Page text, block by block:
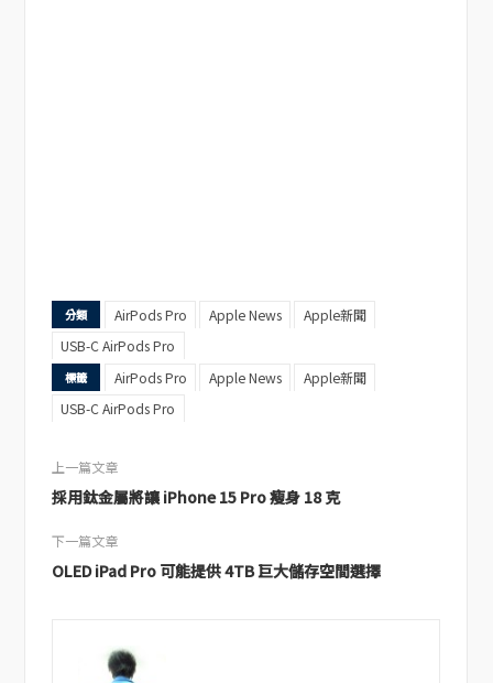
分類 AirPods Pro Apple News
Apple新聞
USB-C AirPods Pro
標籤 AirPods Pro Apple News
Apple新聞
USB-C AirPods Pro
上一篇文章
採用鈦金屬將讓 iPhone 15 Pro 瘦身 18 克
下一篇文章
OLED iPad Pro 可能提供 4TB 巨大儲存空間選擇